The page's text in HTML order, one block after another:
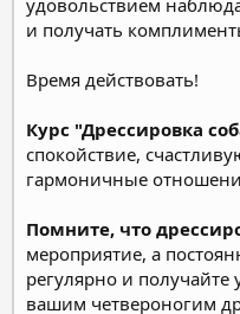
и получать
Время действовать!
Курс "Дрессировка
спокойствие,
гармоничные
Помните, что
мероприятие, а
регулярно и
вашим четвероногим